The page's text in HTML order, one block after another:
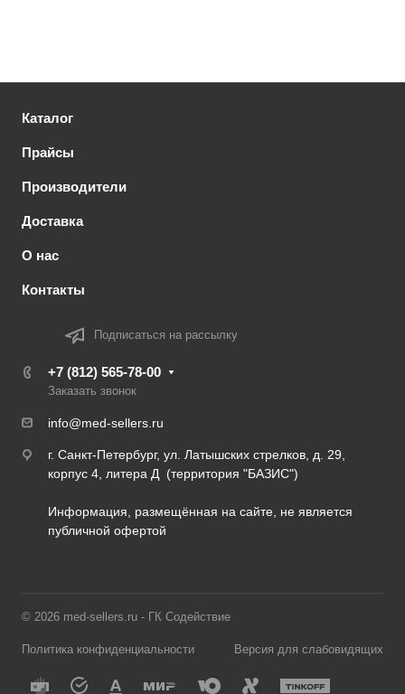
Каталог
Прайсы
Производители
Доставка
О нас
Контакты
Подписаться на рассылку
+7 (812) 565-78-00
Заказать звонок
info@med-sellers.ru
г. Санкт-Петербург, ул. Латышских стрелков, д. 29,
корпус 4, литера Д (территория "БАЗИС")
Информация, размещённая на сайте, не является
публичной офертой
© 2026 med-sellers.ru - ГК Содействие
Политика конфиденциальности Версия для слабовидящих